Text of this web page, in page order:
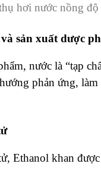
hơi nước nồng độ
sản xuất dược
nước là “tạp
phản ứng,
Ethanol khan